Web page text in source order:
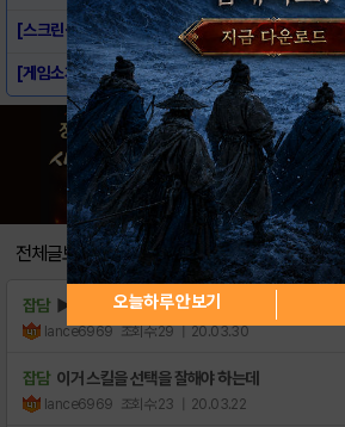
[스크린샷] - 슥!삭!
[게임소개] - 슥!삭!
전체글보기
잡담 ▶▶ 슥!삭!게임 2종류 한정펫쿠폰 팝니다
lance6969 조회수:29 | 20.03.30
잡담 이거 스킬을 선택을 잘해야 하는데
lance6969 조회수:23 | 20.03.22
오늘하루 안보기